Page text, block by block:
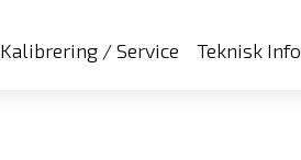
Kalibrering / Service Teknisk Info